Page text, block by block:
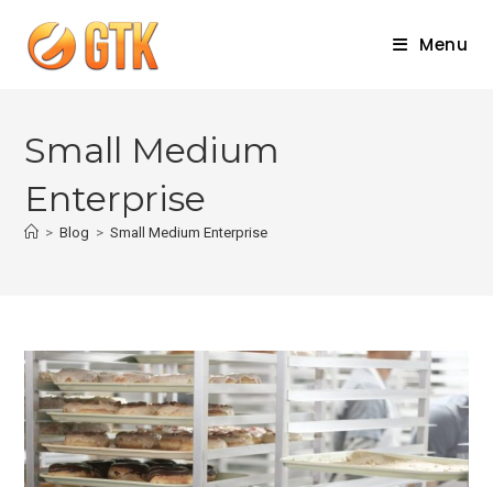
content
Menu
Small Medium
Enterprise
> Blog > Small Medium Enterprise